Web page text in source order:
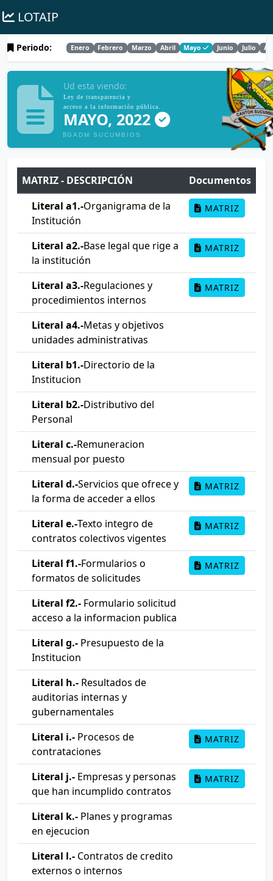
LOTAIP
Periodo: Enero Febrero Marzo Abril Mayo Junio Julio
Ud esta viendo:
Ley de transparencia y
acceso a la información pública.
MAYO, 2022
GADM SUCUMBIOS
MATRIZ - DESCRIPCIÓN
Documentos
Literal a1.-Organigrama de la
Institución
MATRIZ
Literal a2.-Base legal que rige a
la institución
MATRIZ
Literal a3.-Regulaciones y
procedimientos internos
MATRIZ
Literal a4.-Metas y objetivos
unidades administrativas
Literal b1.-Directorio de la
Institucion
Literal b2.-Distributivo del
Personal
Literal c.-Remuneracion
mensual por puesto
Literal d.-Servicios que ofrece y
la forma de acceder a ellos
MATRIZ
Literal e.-Texto integro de
contratos colectivos vigentes
MATRIZ
Literal f1.-Formularios o
formatos de solicitudes
MATRIZ
Literal f2.- Formulario solicitud
acceso a la informacion publica
Literal g.- Presupuesto de la
Institucion
Literal h.- Resultados de
auditorias internas y
gubernamentales
Literal i.- Procesos de
contrataciones
MATRIZ
Literal j.- Empresas y personas
que han incumplido contratos
MATRIZ
Literal k.- Planes y programas
en ejecucion
Literal l.- Contratos de credito
externos o internos